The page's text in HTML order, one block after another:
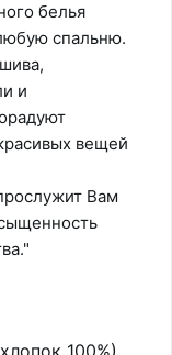
белья
спальню.
и
вещей
Вам
100%)